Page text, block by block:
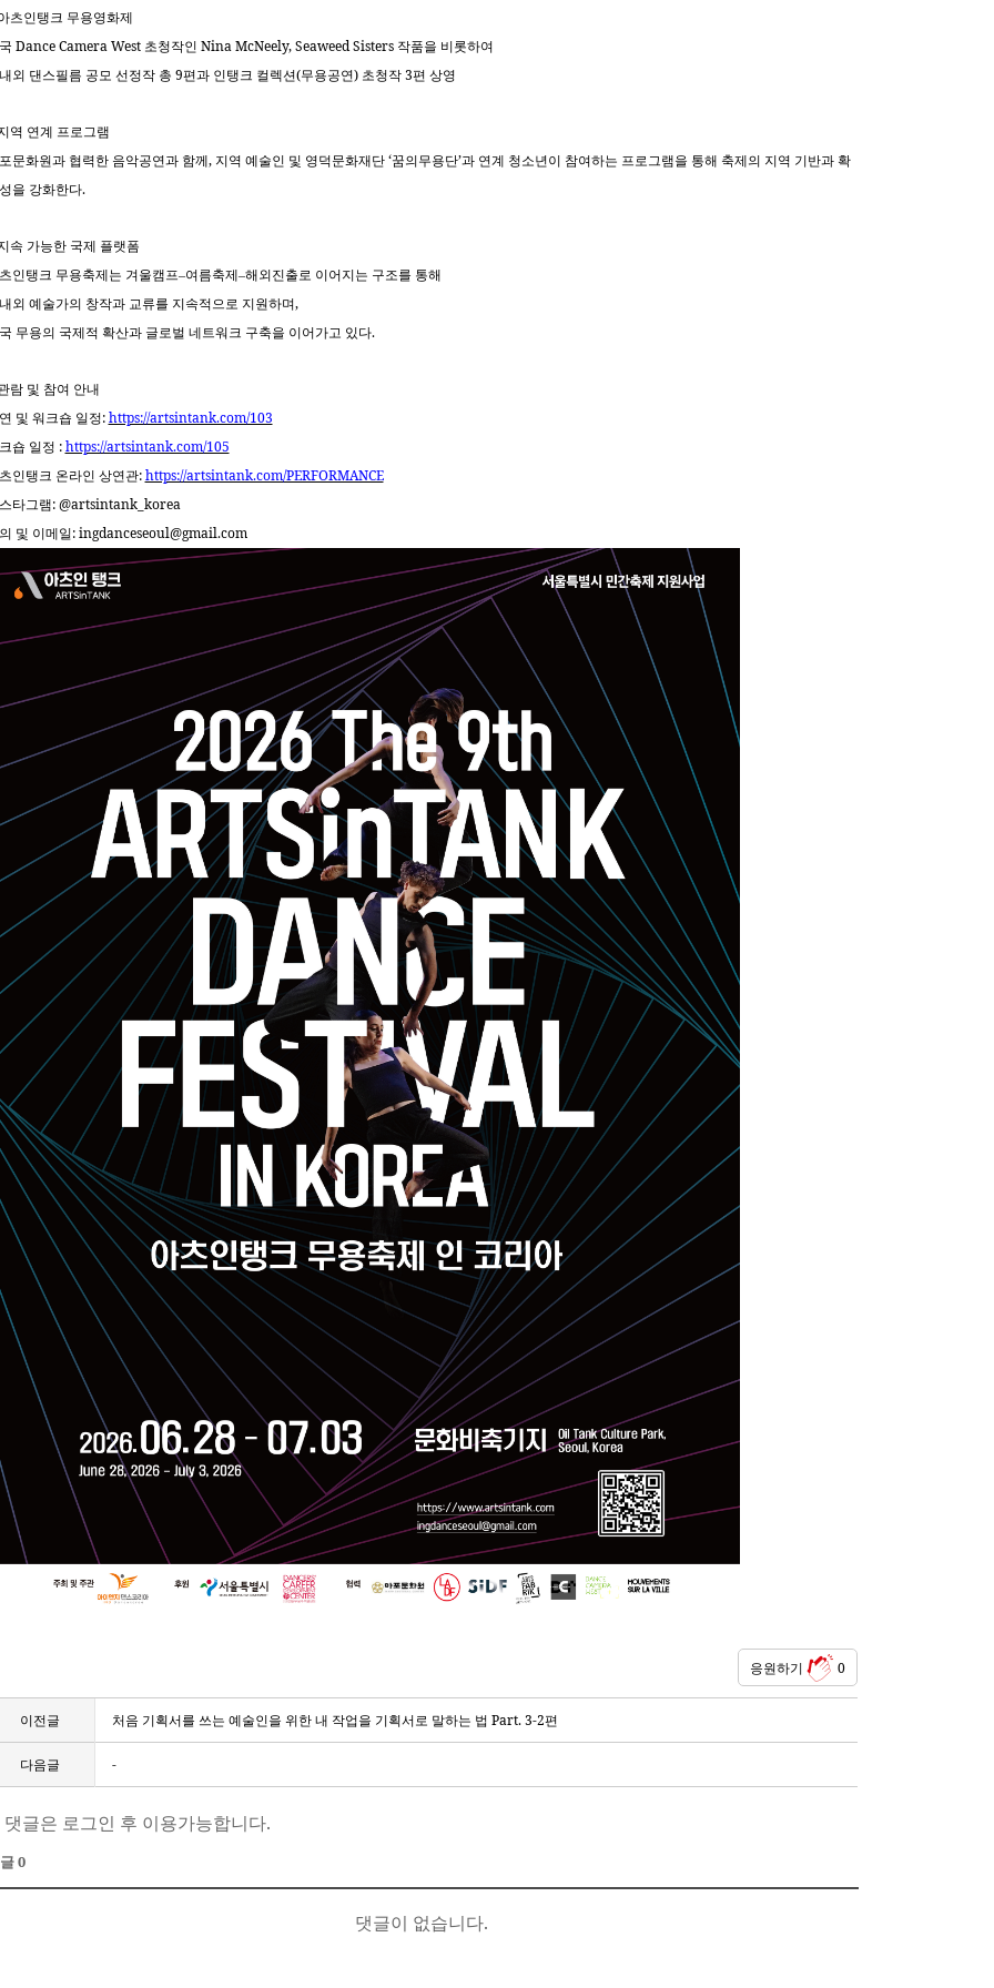
츠인탱크 무용영화제
Dance Camera West 초청작인 Nina McNeely, Seaweed Sisters 작품을 비롯하여
외 댄스필름 공모 선정작 총 9편과 인탱크 컬렉션(무용공연) 초청작 3편 상영
역 연계 프로그램
문화원과 협력한 음악공연과 함께 , 지역 예술인 및 영덕문화재단 ‘꿈의무용단’과 연계 청소년이 참여하는 프로그램을 통해 축제의 지역 기반과 확
을 강화한다.
속 가능한 국제 플랫폼
인탱크 무용축제는 겨울캠프–여름축제 –해외진출로 이어지는 구조를 통해
외 예술가의 창작과 교류를 지속적으로 지원하며,
무용의 국제적 확산과 글로벌 네트워크 구축을 이어가고 있다.
람 및 참여 안내
및 워크숍 일정:https://artsintank.com/103
숍 일정 :https://artsintank.com/105
인탱크 온라인 상연관:https://artsintank.com/PERFORMANCE
타그램: @artsintank_korea
및 이메일 : ingdanceseoul@gmail.com
응원하기 0
이전글 처음 기획서를 쓰는 예술인을 위한 내 작업을 기획서로 말하는 법 Part. 3-2편
다음글 -
글은 로그인 후 이용가능합니다.
0
댓글이 없습니다.